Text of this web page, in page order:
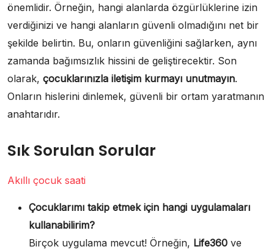
önemlidir. Örneğin, hangi alanlarda özgürlüklerine izin
verdiğinizi ve hangi alanların güvenli olmadığını net bir
şekilde belirtin. Bu, onların güvenliğini sağlarken, aynı
zamanda bağımsızlık hissini de geliştirecektir. Son
olarak, çocuklarınızla iletişim kurmayı unutmayın.
Onların hislerini dinlemek, güvenli bir ortam yaratmanın
anahtarıdır.
Sık Sorulan Sorular
Akıllı çocuk saati
Çocuklarımı takip etmek için hangi uygulamaları
kullanabilirim?
Birçok uygulama mevcut! Örneğin, Life360 ve